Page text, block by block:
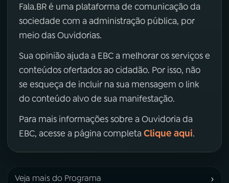
Fala.BR é uma plataforma de comunicação da
sociedade com a administração pública, por
meio das Ouvidorias.
Sua opinião ajuda a EBC a melhorar os serviços e
conteúdos ofertados ao cidadão. Por isso, não
se esqueça de incluir na sua mensagem o link
do conteúdo alvo de sua manifestação.
Para mais informações sobre a Ouvidoria da
EBC, acesse a página completa Clique aqui.
Veja mais do Programa ›